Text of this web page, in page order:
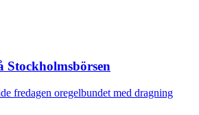
Stockholmsbörsen
fredagen oregelbundet med dragning